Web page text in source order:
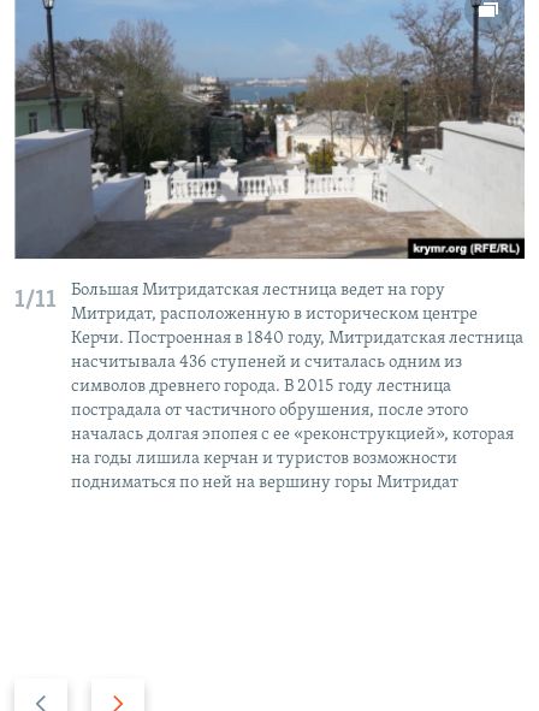
1/11
Большая Митридатская лестница ведет на гору
Митридат, расположенную в историческом центре
Керчи. Построенная в 1840 году, Митридатская лестница
насчитывала 436 ступеней и считалась одним из
символов древнего города. В 2015 году лестница
пострадала от частичного обрушения, после этого
началась долгая эпопея с ее «реконструкцией», которая
на годы лишила керчан и туристов возможности
подниматься по ней на вершину горы Митридат